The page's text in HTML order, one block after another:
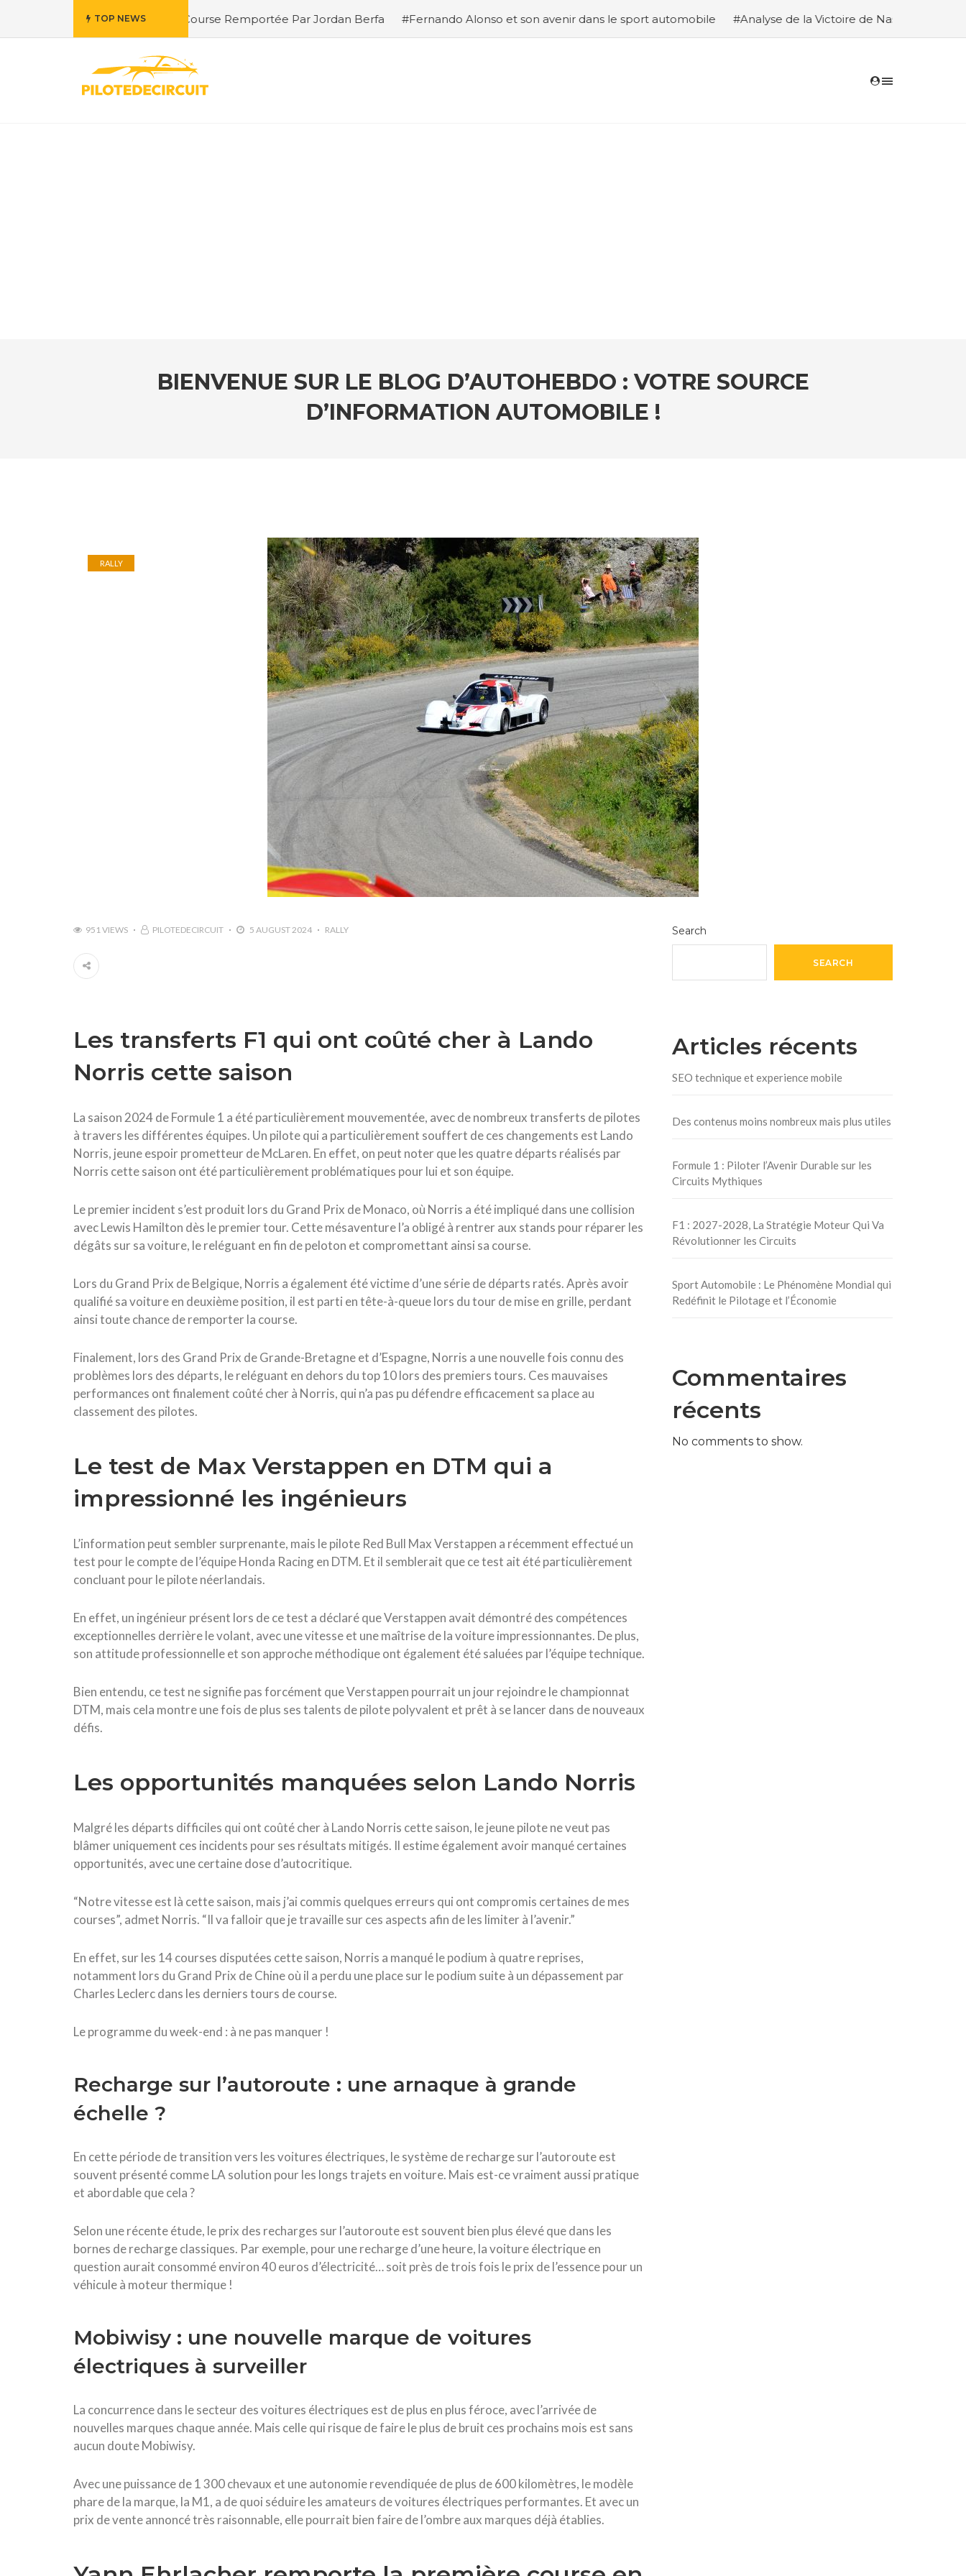
TOP NEWS
: Exploration de la Course Remportée Par Jordan Berfa #Fernando Alonso et son avenir dans le sport automobile #Analyse de la Victoire de Nasser Al-Attiyah et
BIENVENUE SUR LE BLOG D’AUTOHEBDO : VOTRE SOURCE
D’INFORMATION AUTOMOBILE !
RALLY
951 VIEWS PILOTEDECIRCUIT 5 AUGUST 2024 RALLY
Les transferts F1 qui ont coûté cher à Lando
Norris cette saison
La saison 2024 de Formule 1 a été particulièrement mouvementée, avec de nombreux transferts de pilotes
à travers les différentes équipes. Un pilote qui a particulièrement souffert de ces changements est Lando
Norris, jeune espoir prometteur de McLaren. En effet, on peut noter que les quatre départs réalisés par
Norris cette saison ont été particulièrement problématiques pour lui et son équipe.
Le premier incident s’est produit lors du Grand Prix de Monaco, où Norris a été impliqué dans une collision
avec Lewis Hamilton dès le premier tour. Cette mésaventure l’a obligé à rentrer aux stands pour réparer les
dégâts sur sa voiture, le reléguant en fin de peloton et compromettant ainsi sa course.
Lors du Grand Prix de Belgique, Norris a également été victime d’une série de départs ratés. Après avoir
qualifié sa voiture en deuxième position, il est parti en tête-à-queue lors du tour de mise en grille, perdant
ainsi toute chance de remporter la course.
Finalement, lors des Grand Prix de Grande-Bretagne et d’Espagne, Norris a une nouvelle fois connu des
problèmes lors des départs, le reléguant en dehors du top 10 lors des premiers tours. Ces mauvaises
performances ont finalement coûté cher à Norris, qui n’a pas pu défendre efficacement sa place au
classement des pilotes.
Le test de Max Verstappen en DTM qui a
impressionné les ingénieurs
L’information peut sembler surprenante, mais le pilote Red Bull Max Verstappen a récemment effectué un
test pour le compte de l’équipe Honda Racing en DTM. Et il semblerait que ce test ait été particulièrement
concluant pour le pilote néerlandais.
En effet, un ingénieur présent lors de ce test a déclaré que Verstappen avait démontré des compétences
exceptionnelles derrière le volant, avec une vitesse et une maîtrise de la voiture impressionnantes. De plus,
son attitude professionnelle et son approche méthodique ont également été saluées par l’équipe technique.
Bien entendu, ce test ne signifie pas forcément que Verstappen pourrait un jour rejoindre le championnat
DTM, mais cela montre une fois de plus ses talents de pilote polyvalent et prêt à se lancer dans de nouveaux
défis.
Les opportunités manquées selon Lando Norris
Malgré les départs difficiles qui ont coûté cher à Lando Norris cette saison, le jeune pilote ne veut pas
blâmer uniquement ces incidents pour ses résultats mitigés. Il estime également avoir manqué certaines
opportunités, avec une certaine dose d’autocritique.
“Notre vitesse est là cette saison, mais j’ai commis quelques erreurs qui ont compromis certaines de mes
courses”, admet Norris. “Il va falloir que je travaille sur ces aspects afin de les limiter à l’avenir.”
En effet, sur les 14 courses disputées cette saison, Norris a manqué le podium à quatre reprises,
notamment lors du Grand Prix de Chine où il a perdu une place sur le podium suite à un dépassement par
Charles Leclerc dans les derniers tours de course.
Le programme du week-end : à ne pas manquer !
Recharge sur l’autoroute : une arnaque à grande
échelle ?
En cette période de transition vers les voitures électriques, le système de recharge sur l’autoroute est
souvent présenté comme LA solution pour les longs trajets en voiture. Mais est-ce vraiment aussi pratique
et abordable que cela ?
Selon une récente étude, le prix des recharges sur l’autoroute est souvent bien plus élevé que dans les
bornes de recharge classiques. Par exemple, pour une recharge d’une heure, la voiture électrique en
question aurait consommé environ 40 euros d’électricité… soit près de trois fois le prix de l’essence pour un
véhicule à moteur thermique !
Mobiwisy : une nouvelle marque de voitures
électriques à surveiller
La concurrence dans le secteur des voitures électriques est de plus en plus féroce, avec l’arrivée de
nouvelles marques chaque année. Mais celle qui risque de faire le plus de bruit ces prochains mois est sans
aucun doute Mobiwisy.
Avec une puissance de 1 300 chevaux et une autonomie revendiquée de plus de 600 kilomètres, le modèle
phare de la marque, la M1, a de quoi séduire les amateurs de voitures électriques performantes. Et avec un
prix de vente annoncé très raisonnable, elle pourrait bien faire de l’ombre aux marques déjà établies.
Search
SEARCH
Articles récents
SEO technique et experience mobile
Des contenus moins nombreux mais plus utiles
Formule 1 : Piloter l’Avenir Durable sur les
Circuits Mythiques
F1 : 2027-2028, La Stratégie Moteur Qui Va
Révolutionner les Circuits
Sport Automobile : Le Phénomène Mondial qui
Redéfinit le Pilotage et l’Économie
Commentaires
récents
No comments to show.